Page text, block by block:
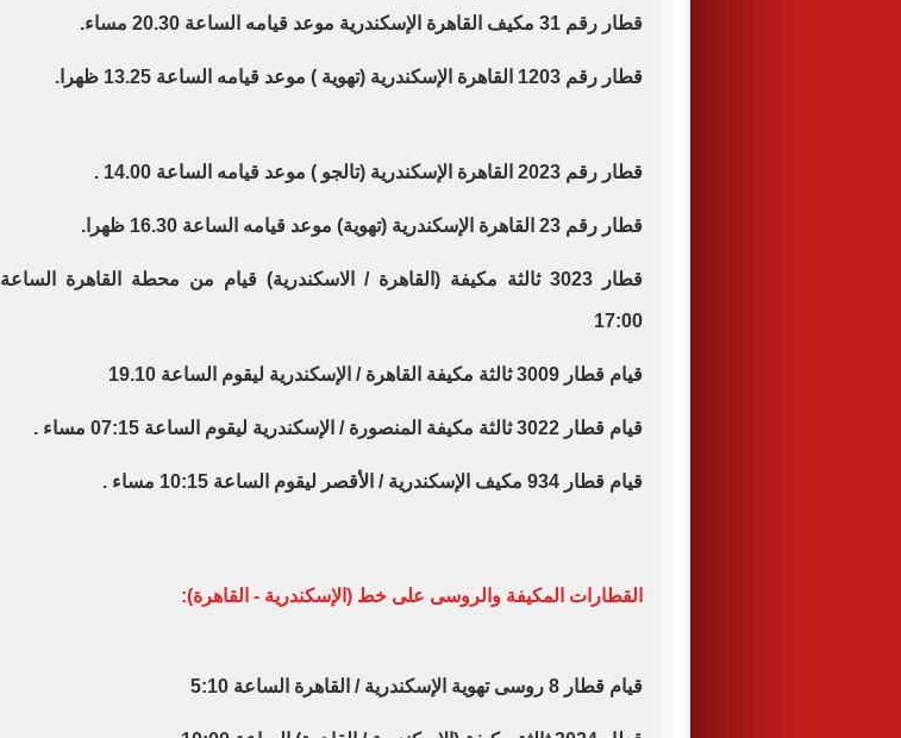
قطار رقم 31 مكيف القاهرة الإسكندرية موعد قيامه الساعة 20.30 مساء.
قطار رقم 1203 القاهرة الإسكندرية (تهوية ) موعد قيامه الساعة 13.25 ظهرا.
قطار رقم 2023 القاهرة الإسكندرية (تالجو ) موعد قيامه الساعة 14.00 .
قطار رقم 23 القاهرة الإسكندرية (تهوية) موعد قيامه الساعة 16.30 ظهرا.
قطار 3023 ثالثة مكيفة (القاهرة / الاسكندرية) قيام من محطة القاهرة الساعة
17:00
قيام قطار 3009 ثالثة مكيفة القاهرة / الإسكندرية ليقوم الساعة 19.10
قيام قطار 3022 ثالثة مكيفة المنصورة / الإسكندرية ليقوم الساعة 07:15 مساء .
قيام قطار 934 مكيف الإسكندرية / الأقصر ليقوم الساعة 10:15 مساء .
القطارات المكيفة والروسى على خط (الإسكندرية - القاهرة):
قيام قطار 8 روسى تهوية الإسكندرية / القاهرة الساعة 5:10